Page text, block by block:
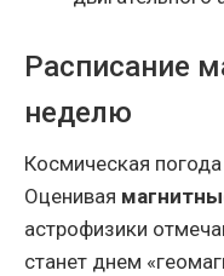
Расписание
неделю
Космическая
Оценивая
астрофизики
станет днем